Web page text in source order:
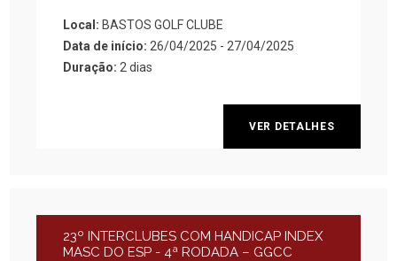
Local: BASTOS GOLF CLUBE
Data de início: 26/04/2025 - 27/04/2025
Duração: 2 dias
VER DETALHES
23º INTERCLUBES COM HANDICAP INDEX
MASC DO ESP - 4ª RODADA – GGCC